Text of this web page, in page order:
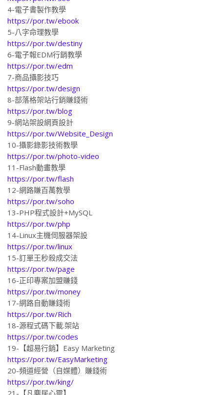
https://por.tw/seo
4-電子書製作教學
https://por.tw/ebook
5-八字命理教學
https://por.tw/destiny
6-電子報EDM行銷教學
https://por.tw/edm
7-商品攝影技巧
https://por.tw/design
8-部落格架站行銷賺錢術
https://por.tw/blog
9-網站架設網頁設計
https://por.tw/Website_Design
10-攝影錄影技術教學
https://por.tw/photo-video
11-Flash動畫教學
https://por.tw/flash
12-網路賺百萬教學
https://por.tw/soho
13-PHP程式設計+MySQL
https://por.tw/php
14-Linux主機伺服器架設
https://por.tw/linux
15-訂單王秒殺成交法
https://por.tw/page
16-正印專案加盟賺錢
https://por.tw/money
17-網路自動賺錢術
https://por.tw/Rich
18-源程式碼下載.架站
https://por.tw/codes
19-【超易行銷】Easy Marketing
https://por.tw/EasyMarketing
20-頻道經營（自媒體）賺錢術
https://por.tw/king/